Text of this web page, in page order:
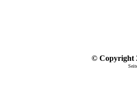
© Copyright